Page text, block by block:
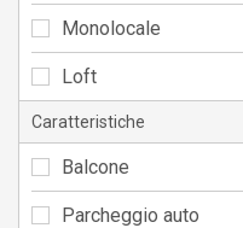
Monolocale
Loft
Caratteristiche
Balcone
Parcheggio auto